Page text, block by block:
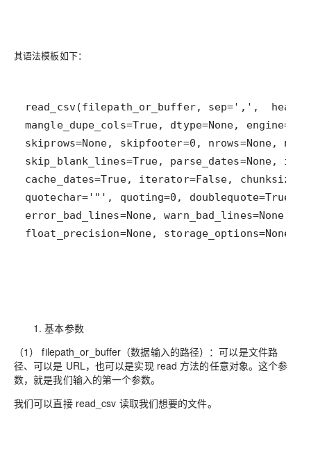
其语法模板如下：
1. 基本参数
（1） filepath_or_buffer（数据输入的路径）：可以是文件路
径、可以是 URL，也可以是实现 read 方法的任意对象。这个参
数，就是我们输入的第一个参数。
我们可以直接 read_csv 读取我们想要的文件。